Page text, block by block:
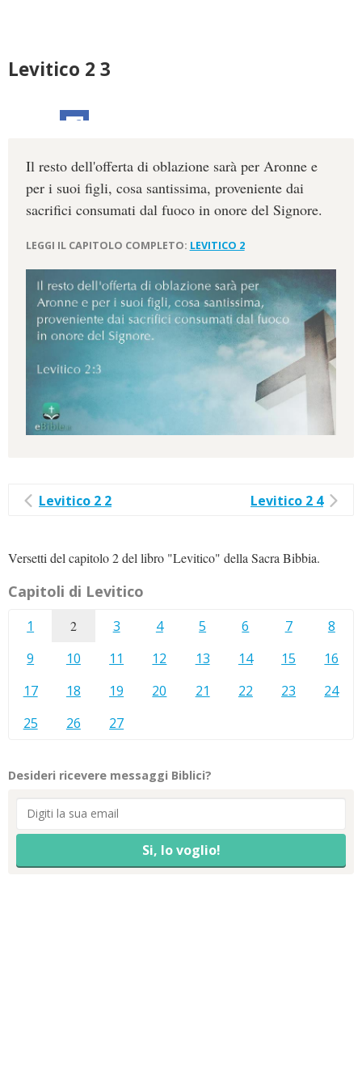
Levitico 2 3
Il resto dell'offerta di oblazione sarà per Aronne e
per i suoi figli, cosa santissima, proveniente dai
sacrifici consumati dal fuoco in onore del Signore.
LEGGI IL CAPITOLO COMPLETO: LEVITICO 2
Levitico 2 2 Levitico 2 4
Versetti del capitolo 2 del libro "Levitico" della Sacra Bibbia.
Capitoli di Levitico
1 2 3 4 5 6 7
8
9
10 11 12 13 14 15
16
17
18 19 20 21 22 23
24
25
26 27
Desideri ricevere messaggi Biblici?